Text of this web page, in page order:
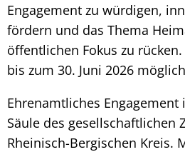
Engagement zu würdigen,
fördern und das Thema
öffentlichen Fokus zu
bis zum 30. Juni 2026
Ehrenamtliches
Säule des gesellschaftlichen
Rheinisch-Bergischen Kreis.